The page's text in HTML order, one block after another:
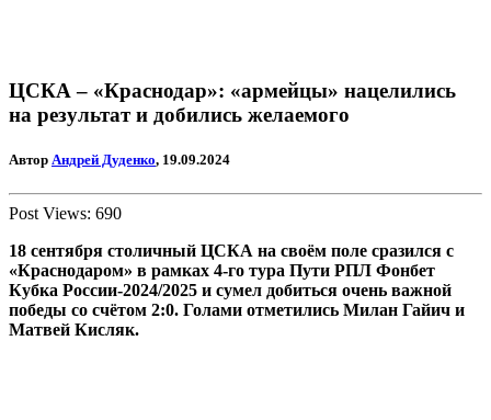
ЦСКА – «Краснодар»: «армейцы» нацелились
на результат и добились желаемого
Автор Андрей Дуденко, 19.09.2024
Post Views: 690
18 сентября столичный ЦСКА на своём поле сразился с
«Краснодаром» в рамках 4-го тура Пути РПЛ Фонбет
Кубка России-2024/2025 и сумел добиться очень важной
победы со счётом 2:0. Голами отметились Милан Гайич и
Матвей Кисляк.